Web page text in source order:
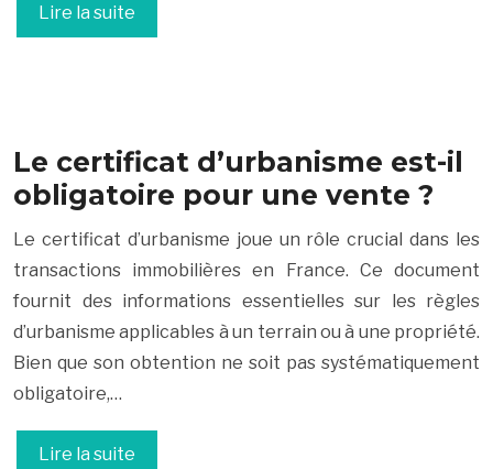
Lire la suite
Le certificat d’urbanisme est-il
obligatoire pour une vente ?
Le certificat d’urbanisme joue un rôle crucial dans les
transactions immobilières en France. Ce document
fournit des informations essentielles sur les règles
d’urbanisme applicables à un terrain ou à une propriété.
Bien que son obtention ne soit pas systématiquement
obligatoire,…
Lire la suite